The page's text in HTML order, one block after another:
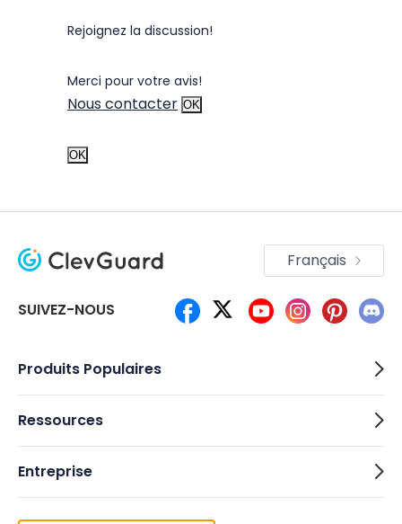
Rejoignez la discussion!
Merci pour votre avis!
Nous contacter OK
OK
SUIVEZ-NOUS
Français
Produits Populaires
Ressources
Entreprise